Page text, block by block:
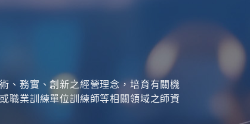
、務實、創新之經營理念，培育有關機
職業訓練單位訓練師等相關領域之師資